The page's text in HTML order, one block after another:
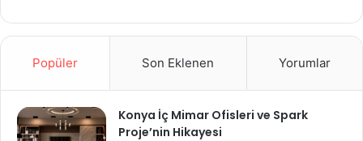
Popüler Son Eklenen Yorumlar
Konya İç Mimar Ofisleri ve Spark
Proje’nin Hikayesi